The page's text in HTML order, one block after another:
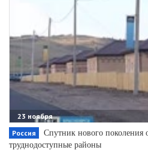
23 ноября
Россия
Спутник нового поколения
труднодоступные районы